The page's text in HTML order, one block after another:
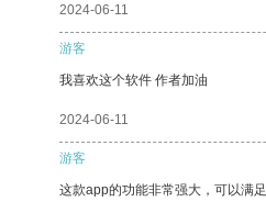
2024-06-11
游客
我喜欢这个软件 作者加油
2024-06-11
游客
这款app的功能非常强大，可以满